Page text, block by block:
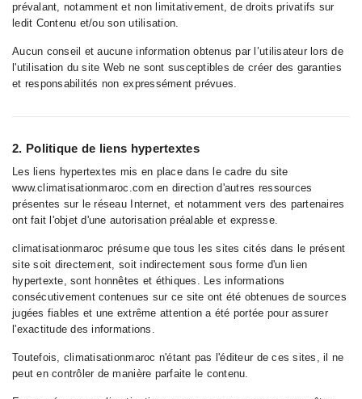
prévalant, notamment et non limitativement, de droits privatifs sur
ledit Contenu et/ou son utilisation.
Aucun conseil et aucune information obtenus par l’utilisateur lors de
l'utilisation du site Web ne sont susceptibles de créer des garanties
et responsabilités non expressément prévues.
2. Politique de liens hypertextes
Les liens hypertextes mis en place dans le cadre du site
www.climatisationmaroc.com en direction d'autres ressources
présentes sur le réseau Internet, et notamment vers des partenaires
ont fait l'objet d'une autorisation préalable et expresse.
climatisationmaroc présume que tous les sites cités dans le présent
site soit directement, soit indirectement sous forme d'un lien
hypertexte, sont honnêtes et éthiques. Les informations
consécutivement contenues sur ce site ont été obtenues de sources
jugées fiables et une extrême attention a été portée pour assurer
l'exactitude des informations.
Toutefois, climatisationmaroc n'étant pas l'éditeur de ces sites, il ne
peut en contrôler de manière parfaite le contenu.